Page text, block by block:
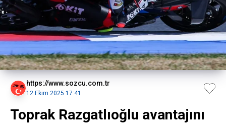
https://www.sozcu.com.tr
12 Ekim 2025 17:41
Toprak Razgatlıoğlu avantajını